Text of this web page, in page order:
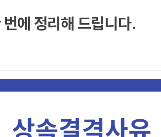
에 정리해 드립니다.